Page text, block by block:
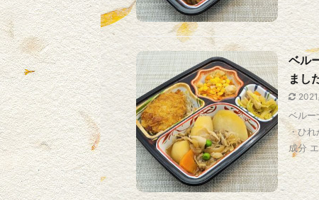
ベル
まし
ベルー
・ひれ
成分